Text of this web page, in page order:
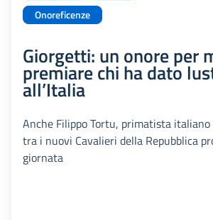
Onoreficenze
Giorgetti: un onore per
premiare chi ha dato
all’Italia
Anche Filippo Tortu, primatista
tra i nuovi Cavalieri della Repubblica
giornata